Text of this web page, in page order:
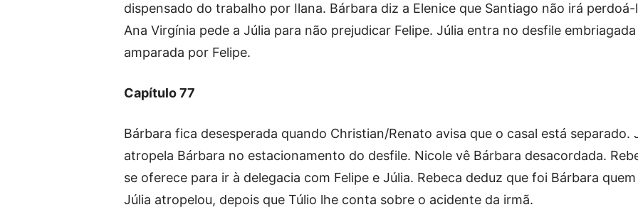
dispensado do trabalho por Ilana. Bárbara diz a Elenice que Santiago não irá perdoá-
Ana Virgínia pede a Júlia para não prejudicar Felipe. Júlia entra no desfile embriagada
amparada por Felipe.
Capítulo 77
Bárbara fica desesperada quando Christian/Renato avisa que o casal está separado.
atropela Bárbara no estacionamento do desfile. Nicole vê Bárbara desacordada.
se oferece para ir à delegacia com Felipe e Júlia. Rebeca deduz que foi Bárbara quem
Júlia atropelou, depois que Túlio lhe conta sobre o acidente da irmã.